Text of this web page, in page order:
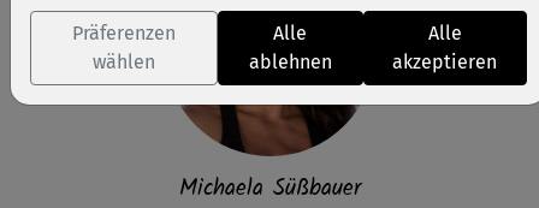
Michaela Süßbauer
Präferenzen
wählen
Alle
ablehnen
Alle
akzeptieren